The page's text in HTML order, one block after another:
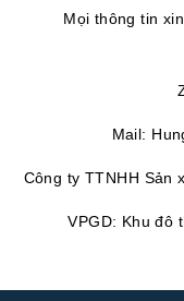
Mọi thông tin
Mail:
Công ty TTNHH Sản
VPGD: Khu đô